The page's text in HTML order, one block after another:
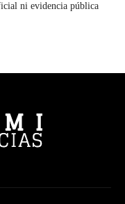
ni evidencia pública